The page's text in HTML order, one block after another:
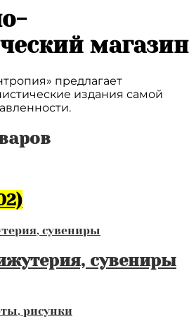
магазин
предлагает
издания самой
сувениры